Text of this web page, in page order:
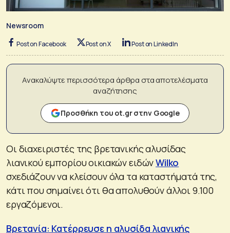
Newsroom
Post on Facebook Post on X Post on LinkedIn
Ανακαλύψτε περισσότερα άρθρα στα αποτελέσματα
αναζήτησης
Προσθήκη του ot.gr στην Google
Οι διαχειριστές της βρετανικής αλυσίδας
λιανικού εμπορίου οικιακών ειδώνWilko
σχεδιάζουν να κλείσουν όλα τα καταστήματά της,
κάτι που σημαίνει ότι θα απολυθούν άλλοι 9.100
εργαζόμενοι.
Βρετανία: Κατέρρευσε η αλυσίδα λιανικής